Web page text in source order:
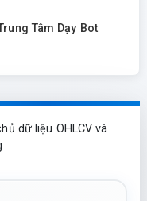
Tâm Dạy Bot
dữ liệu OHLCV và